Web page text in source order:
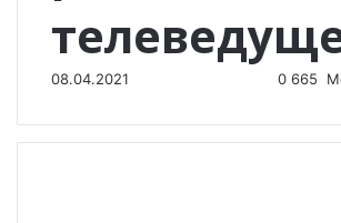
08.04.2021 0 665